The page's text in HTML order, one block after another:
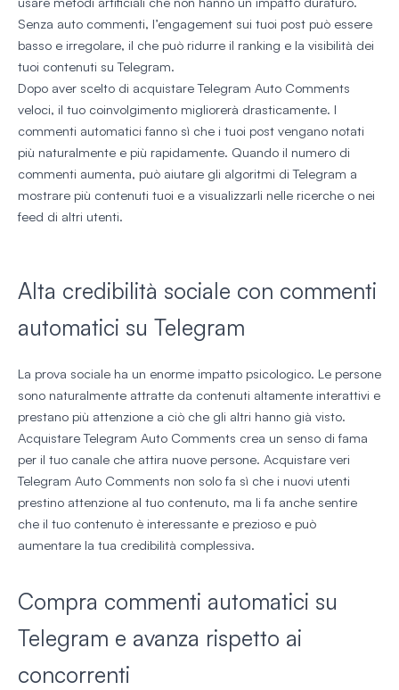
Senza auto commenti, l’engagement sui tuoi post può essere
basso e irregolare, il che può ridurre il ranking e la visibilità dei
tuoi contenuti su Telegram.
Dopo aver scelto di acquistare Telegram Auto Comments
veloci, il tuo coinvolgimento migliorerà drasticamente. I
commenti automatici fanno sì che i tuoi post vengano notati
più naturalmente e più rapidamente. Quando il numero di
commenti aumenta, può aiutare gli algoritmi di Telegram a
mostrare più contenuti tuoi e a visualizzarli nelle ricerche o nei
feed di altri utenti.
Alta credibilità sociale con commenti
automatici su Telegram
La prova sociale ha un enorme impatto psicologico. Le persone
sono naturalmente attratte da contenuti altamente interattivi e
prestano più attenzione a ciò che gli altri hanno già visto.
Acquistare Telegram Auto Comments crea un senso di fama
per il tuo canale che attira nuove persone. Acquistare veri
Telegram Auto Comments non solo fa sì che i nuovi utenti
prestino attenzione al tuo contenuto, ma li fa anche sentire
che il tuo contenuto è interessante e prezioso e può
aumentare la tua credibilità complessiva.
Compra commenti automatici su
Telegram e avanza rispetto ai
concorrenti